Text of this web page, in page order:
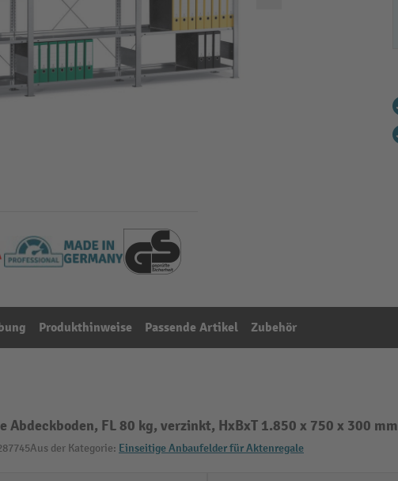
Produkthinweise Passende Artikel Zubehör
Abdeckboden, FL 80 kg, verzinkt, HxBxT 1.850 x 750 x 300 mm
Aus der Kategorie: Einseitige Anbaufelder für Aktenregale